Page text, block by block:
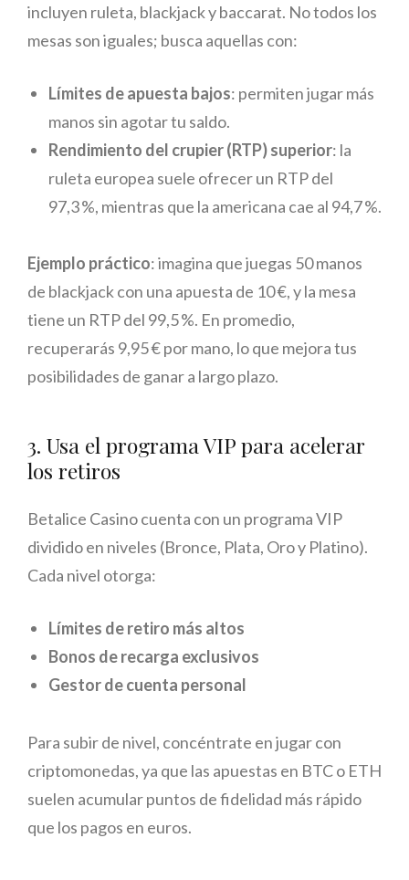
incluyen ruleta, blackjack y baccarat. No todos los
mesas son iguales; busca aquellas con:
Límites de apuesta bajos: permiten jugar más
manos sin agotar tu saldo.
Rendimiento del crupier (RTP) superior: la
ruleta europea suele ofrecer un RTP del
97,3 %, mientras que la americana cae al 94,7 %.
Ejemplo práctico: imagina que juegas 50 manos
de blackjack con una apuesta de 10 €, y la mesa
tiene un RTP del 99,5 %. En promedio,
recuperarás 9,95 € por mano, lo que mejora tus
posibilidades de ganar a largo plazo.
3. Usa el programa VIP para acelerar
los retiros
Betalice Casino cuenta con un programa VIP
dividido en niveles (Bronce, Plata, Oro y Platino).
Cada nivel otorga:
Límites de retiro más altos
Bonos de recarga exclusivos
Gestor de cuenta personal
Para subir de nivel, concéntrate en jugar con
criptomonedas, ya que las apuestas en BTC o ETH
suelen acumular puntos de fidelidad más rápido
que los pagos en euros.